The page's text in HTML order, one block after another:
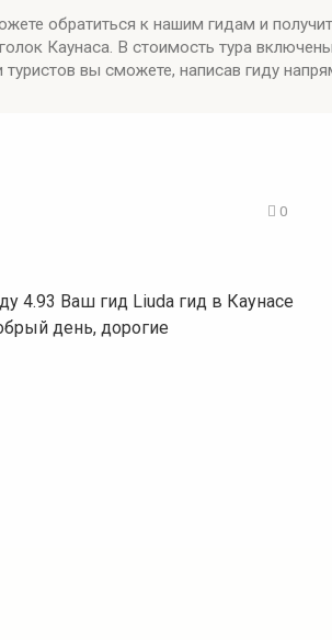
обратиться к нашим гидам и
Каунаса. В стоимость тура
вы сможете, написав гиду
0
4.93 Ваш гид Liuda гид в Каунасе
день, дорогие